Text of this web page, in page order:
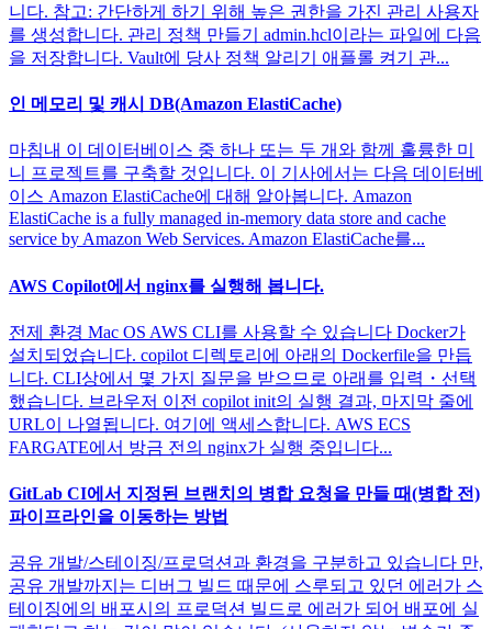
니다. 참고: 간단하게 하기 위해 높은 권한을 가진 관리 사용자
를 생성합니다. 관리 정책 만들기 admin.hcl이라는 파일에 다음
을 저장합니다. Vault에 당사 정책 알리기 애플롤 켜기 관...
인 메모리 및 캐시 DB(Amazon ElastiCache)
마침내 이 데이터베이스 중 하나 또는 두 개와 함께 훌륭한 미
니 프로젝트를 구축할 것입니다. 이 기사에서는 다음 데이터베
이스 Amazon ElastiCache에 대해 알아봅니다. Amazon
ElastiCache is a fully managed in-memory data store and cache
service by Amazon Web Services. Amazon ElastiCache를...
AWS Copilot에서 nginx를 실행해 봅니다.
전제 환경 Mac OS AWS CLI를 사용할 수 있습니다 Docker가
설치되었습니다. copilot 디렉토리에 아래의 Dockerfile을 만듭
니다. CLI상에서 몇 가지 질문을 받으므로 아래를 입력・선택
했습니다. 브라우저 이전 copilot init의 실행 결과, 마지막 줄에
URL이 나열됩니다. 여기에 액세스합니다. AWS ECS
FARGATE에서 방금 전의 nginx가 실행 중입니다...
GitLab CI에서 지정된 브랜치의 병합 요청을 만들 때(병합 전)
파이프라인을 이동하는 방법
공유 개발/스테이징/프로덕션과 환경을 구분하고 있습니다 만,
공유 개발까지는 디버그 빌드 때문에 스루되고 있던 에러가 스
테이징에의 배포시의 프로덕션 빌드로 에러가 되어 배포에 실